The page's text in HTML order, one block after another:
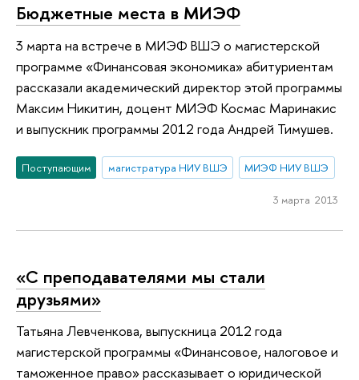
Бюджетные места в МИЭФ
3 марта на встрече в МИЭФ ВШЭ о магистерской
программе «Финансовая экономика» абитуриентам
рассказали академический директор этой программы
Максим Никитин, доцент МИЭФ Космас Маринакис
и выпускник программы 2012 года Андрей Тимушев.
Поступающим магистратура НИУ ВШЭ МИЭФ НИУ ВШЭ
3 марта 2013
«С преподавателями мы стали
друзьями»
Татьяна Левченкова, выпускница 2012 года
магистерской программы «Финансовое, налоговое и
таможенное право» рассказывает о юридической